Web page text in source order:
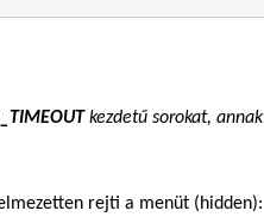
kezdetű sorokat, annak
rejti a menüt (hidden):